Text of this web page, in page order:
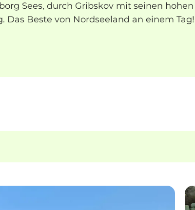
Sees, durch Gribskov mit seinen
Beste von Nordseeland an einem Tag!